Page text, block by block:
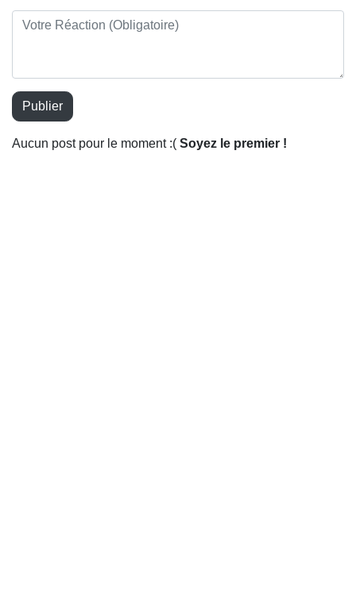
Publier
Aucun post pour le moment :( Soyez le premier !